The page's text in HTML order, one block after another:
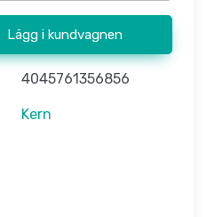
Lägg i kundvagnen
4045761356856
Kern